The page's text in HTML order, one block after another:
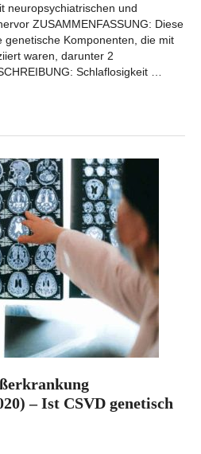
neuropsychiatrischen und
ZUSAMMENFASSUNG: Diese
genetische Komponenten, die mit
waren, darunter 2
Schlaflosigkeit …
– Ist CSVD genetisch